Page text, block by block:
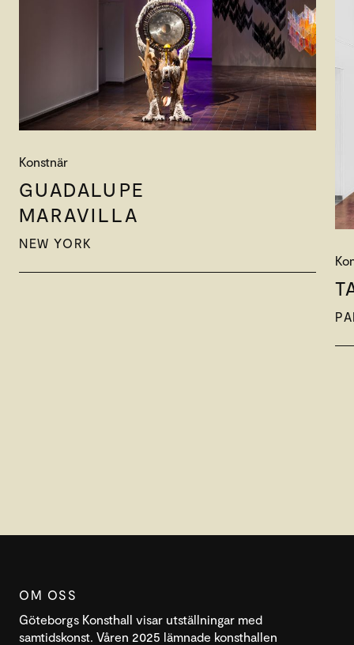
Konstnär
GUADALUPE
MARAVILLA
NEW YORK
OM OSS
Göteborgs Konsthall visar utställningar med
samtidskonst. Våren 2025 lämnade konsthallen